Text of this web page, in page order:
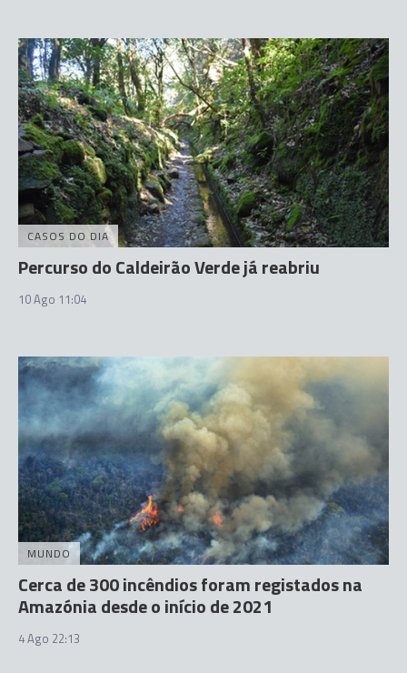
CASOS DO DIA
Percurso do Caldeirão Verde já reabriu
10 Ago 11:04
MUNDO
Cerca de 300 incêndios foram registados na
Amazónia desde o início de 2021
4 Ago 22:13